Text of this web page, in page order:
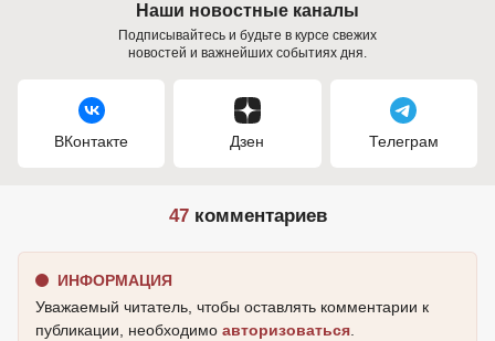
Наши новостные каналы
Подписывайтесь и будьте в курсе свежих
новостей и важнейших событиях дня.
ВКонтакте Дзен Телеграм
47комментариев
ИНФОРМАЦИЯ
Уважаемый читатель, чтобы оставлять комментарии к
публикации, необходимо авторизоваться